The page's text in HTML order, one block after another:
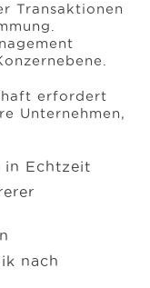
Transaktionen
erfordert
Unternehmen,
in Echtzeit
nach